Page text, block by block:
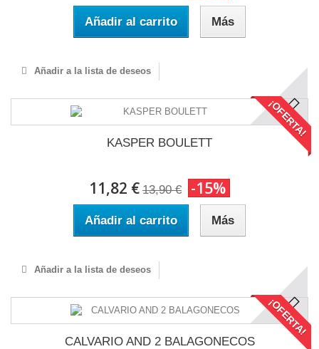
Añadir al carrito Más
Añadir a la lista de deseos
¡OFERTA!
KASPER BOULETT
11,82 € 13,90 € -15%
Añadir al carrito Más
Añadir a la lista de deseos
¡OFERTA!
CALVARIO AND 2 BALAGONECOS